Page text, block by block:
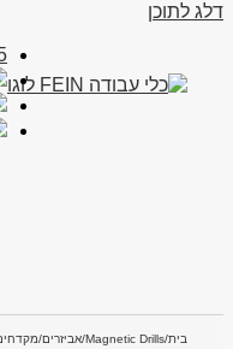
דלג לתוכן
בית/
Magnetic Drills
/אביזרים/